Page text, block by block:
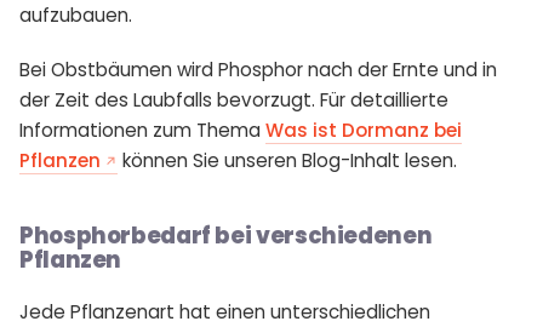
aufzubauen.
Bei Obstbäumen wird Phosphor nach der Ernte und in
der Zeit des Laubfalls bevorzugt. Für detaillierte
Informationen zum Thema Was ist Dormanz bei
Pflanzen
können Sie unseren Blog-Inhalt lesen.
Phosphorbedarf bei verschiedenen
Pflanzen
Jede Pflanzenart hat einen unterschiedlichen